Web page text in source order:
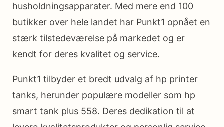
husholdningsapparater. Med mere end 100
butikker over hele landet har Punkt1 opnået en
stærk tilstedeværelse på markedet og er
kendt for deres kvalitet og service.
Punkt1 tilbyder et bredt udvalg af hp printer
tanks, herunder populære modeller som hp
smart tank plus 558. Deres dedikation til at